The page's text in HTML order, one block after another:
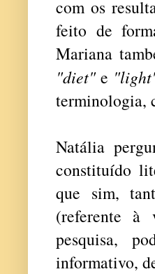
com os
feito de
Mariana
"diet"e
terminologia,
Natália
constituído
que sim,
(referente à
pesquisa,
informativo,